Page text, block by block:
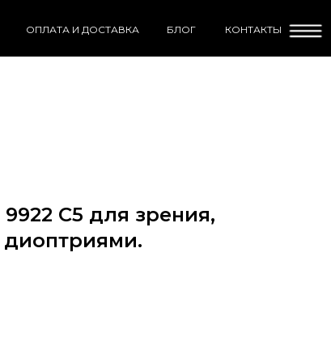
ОПЛАТА И ДОСТАВКА БЛОГ КОНТАКТЫ
C5 для зрения,